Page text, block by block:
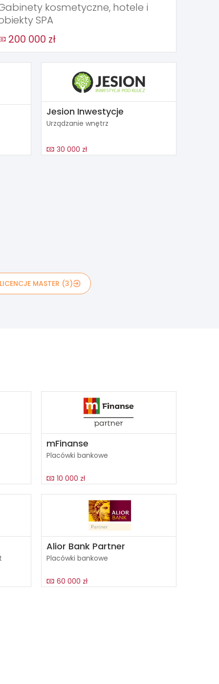
kosmetyczne, hotele i
SPA
200 000 zł
Jesion Inwestycje
Urządzanie wnętrz
30 000 zł
LICENCJE MASTER (3)
mFinanse
Placówki bankowe
10 000 zł
Alior Bank Partner
Placówki bankowe
60 000 zł